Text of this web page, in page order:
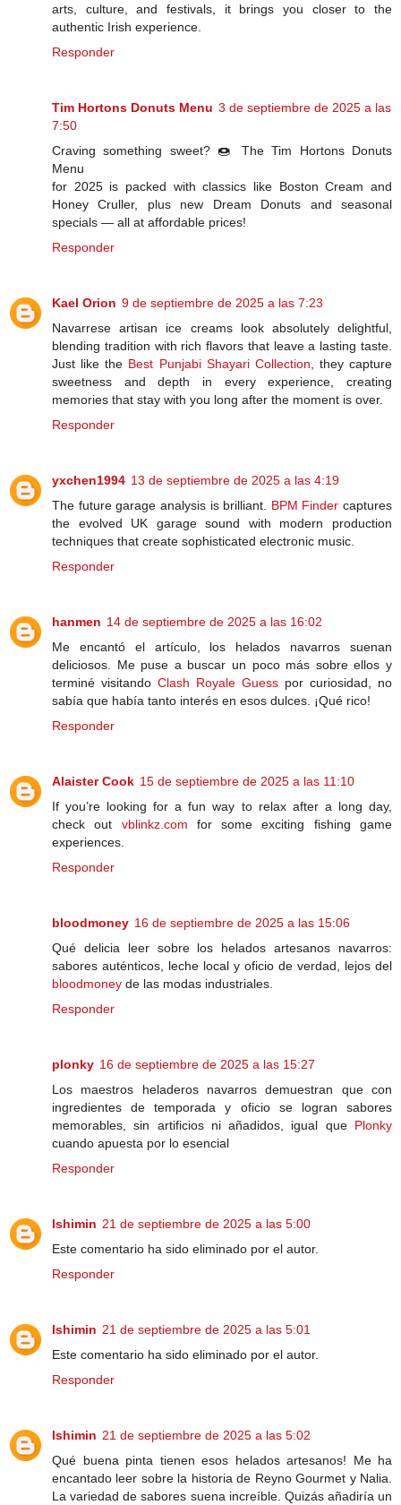
arts, culture, and festivals, it brings you closer to the
authentic Irish experience.
Responder
Tim Hortons Donuts Menu 3 de septiembre de 2025 a las
7:50
Craving something sweet? 🍩 The Tim Hortons Donuts
Menu
for 2025 is packed with classics like Boston Cream and
Honey Cruller, plus new Dream Donuts and seasonal
specials — all at affordable prices!
Responder
Kael Orion 9 de septiembre de 2025 a las 7:23
Navarrese artisan ice creams look absolutely delightful,
blending tradition with rich flavors that leave a lasting taste.
Just like the Best Punjabi Shayari Collection, they capture
sweetness and depth in every experience, creating
memories that stay with you long after the moment is over.
Responder
yxchen1994 13 de septiembre de 2025 a las 4:19
The future garage analysis is brilliant. BPM Finder captures
the evolved UK garage sound with modern production
techniques that create sophisticated electronic music.
Responder
hanmen 14 de septiembre de 2025 a las 16:02
Me encantó el artículo, los helados navarros suenan
deliciosos. Me puse a buscar un poco más sobre ellos y
terminé visitando Clash Royale Guess por curiosidad, no
sabía que había tanto interés en esos dulces. ¡Qué rico!
Responder
Alaister Cook 15 de septiembre de 2025 a las 11:10
If you’re looking for a fun way to relax after a long day,
check out vblinkz.com for some exciting fishing game
experiences.
Responder
bloodmoney 16 de septiembre de 2025 a las 15:06
Qué delicia leer sobre los helados artesanos navarros:
sabores auténticos, leche local y oficio de verdad, lejos del
bloodmoney de las modas industriales.
Responder
plonky 16 de septiembre de 2025 a las 15:27
Los maestros heladeros navarros demuestran que con
ingredientes de temporada y oficio se logran sabores
memorables, sin artificios ni añadidos, igual que Plonky
cuando apuesta por lo esencial
Responder
lshimin 21 de septiembre de 2025 a las 5:00
Este comentario ha sido eliminado por el autor.
Responder
lshimin 21 de septiembre de 2025 a las 5:01
Este comentario ha sido eliminado por el autor.
Responder
lshimin 21 de septiembre de 2025 a las 5:02
Qué buena pinta tienen esos helados artesanos! Me ha
encantado leer sobre la historia de Reyno Gourmet y Nalia.
La variedad de sabores suena increíble. Quizás añadiría un